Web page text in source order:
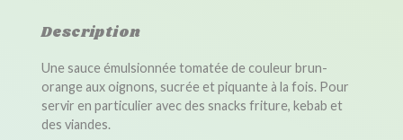
Description
Une sauce émulsionnée tomatée de couleur brun-
orange aux oignons, sucrée et piquante à la fois. Pour
servir en particulier avec des snacks friture, kebab et
des viandes.